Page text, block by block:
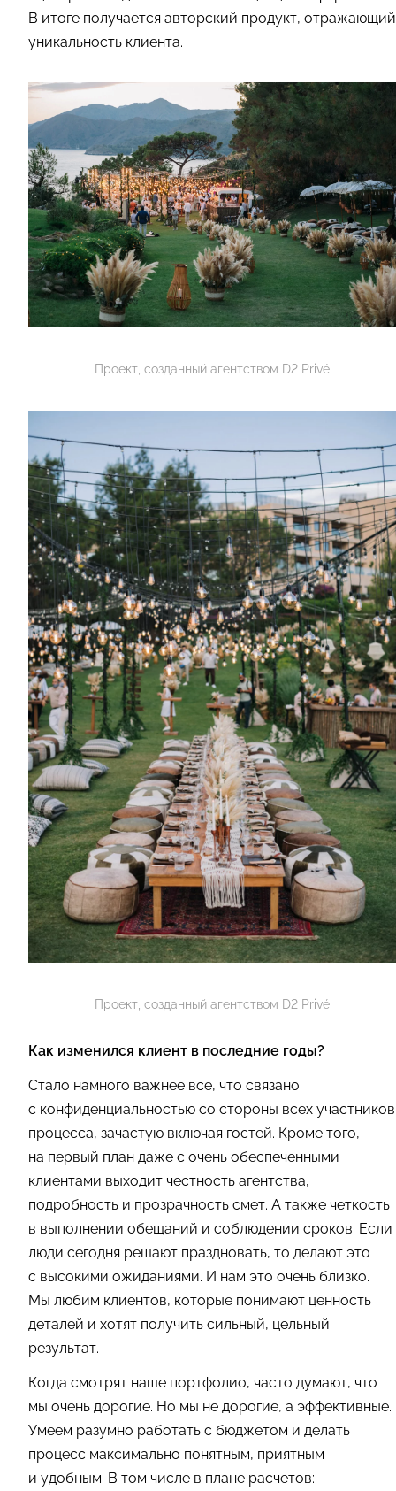
В итоге получается авторский продукт, отражающий
уникальность клиента.
Проект, созданный агентством D2 Privé
Проект, созданный агентством D2 Privé
Как изменился клиент в последние годы?
Стало намного важнее все, что связано
с конфиденциальностью со стороны всех участников
процесса, зачастую включая гостей. Кроме того,
на первый план даже с очень обеспеченными
клиентами выходит честность агентства,
подробность и прозрачность смет. А также четкость
в выполнении обещаний и соблюдении сроков. Если
люди сегодня решают праздновать, то делают это
с высокими ожиданиями. И нам это очень близко.
Мы любим клиентов, которые понимают ценность
деталей и хотят получить сильный, цельный
результат.
Когда смотрят наше портфолио, часто думают, что
мы очень дорогие. Но мы не дорогие, а эффективные.
Умеем разумно работать с бюджетом и делать
процесс максимально понятным, приятным
и удобным. В том числе в плане расчетов: